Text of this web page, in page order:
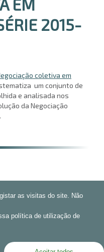
as visitas do site. Não
política de utilização de
EM
2015-
coletiva em
um conjunto de
e analisada nos
da Negociação